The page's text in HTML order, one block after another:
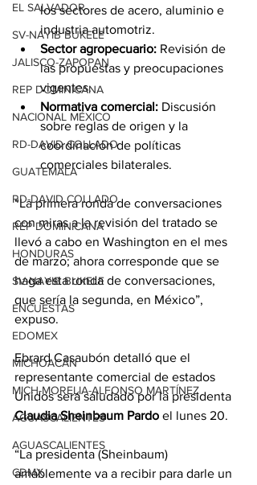
EL SALVADOR
SV-NAYIB BUKELE
JALISCO-ZAPOPAN
REP DOMINICANA
NACIONAL MÉXICO
RD-DAVID COLLADO
GUATEMALA
RD-DAVID COLLADO
REP DOMINICANA
HONDURAS
SV-NAYIB BUKELE
ENCUESTAS
EDOMEX
MICHOACÁN
MICH-MORELIA-ALFONSO MARTÍNEZ
AGUASCALIENTES
AGUASCALIENTES
CDMX
los sectores de acero, aluminio e
industria automotriz.
Sector agropecuario: Revisión de
las propuestas y preocupaciones
vigentes.
Normativa comercial: Discusión
sobre reglas de origen y la
coordinación de políticas
comerciales bilaterales.
“La primera ronda de conversaciones
con miras a la revisión del tratado se
llevó a cabo en Washington en el mes
de marzo; ahora corresponde que se
haga esta ronda de conversaciones,
que sería la segunda, en México”,
expuso.
Ebrard Casaubón detalló que el
representante comercial de estados
Unidos será saludado por la presidenta
Claudia Sheinbaum Pardo el lunes 20.
“La presidenta (Sheinbaum)
amablemente va a recibir para darle un